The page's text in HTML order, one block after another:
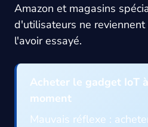
Amazon et magasins
d'utilisateurs ne
l'avoir essayé.
Acheter le gadget IoT
moment
Mauvais réflexe :